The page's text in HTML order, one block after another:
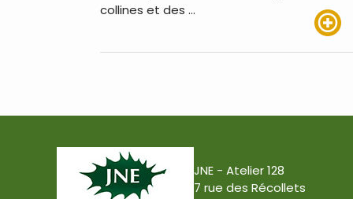
collines et des …
JNE - Atelier 128
7 rue des Récollets